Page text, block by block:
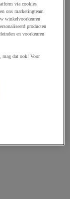
via cookies
ons marketingteam
winkelvoorkeuren
producten
en voorkeuren
mag dat ook! Voor